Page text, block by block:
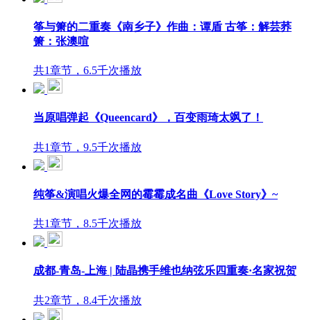
筝与箫的二重奏《南乡子》作曲：谭盾 古筝：解芸荞
箫：张澳喧
共1章节，6.5千次播放
当原唱弹起《Queencard》，百变雨琦太飒了！
共1章节，9.5千次播放
纯筝&演唱火爆全网的霉霉成名曲《Love Story》~
共1章节，8.5千次播放
成都-青岛-上海 | 陆晶携手维也纳弦乐四重奏·名家祝贺
共2章节，8.4千次播放